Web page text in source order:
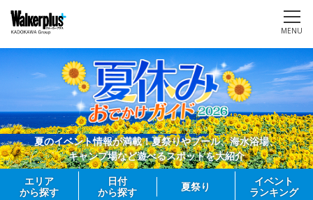
MENU
夏のイベント情報が満載！夏祭りやプール、海水浴場、
キャンプ場など遊べるスポットを大紹介
エリア
から探す
日付
から探す
夏祭り
イベント
ランキング